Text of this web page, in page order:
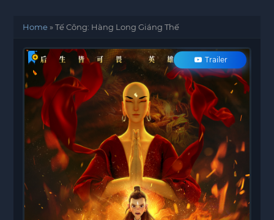
Home»Tế Công: Hàng Long Giáng Thế
Trailer